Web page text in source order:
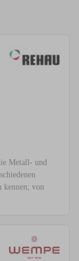
Metall- und
kennen; von